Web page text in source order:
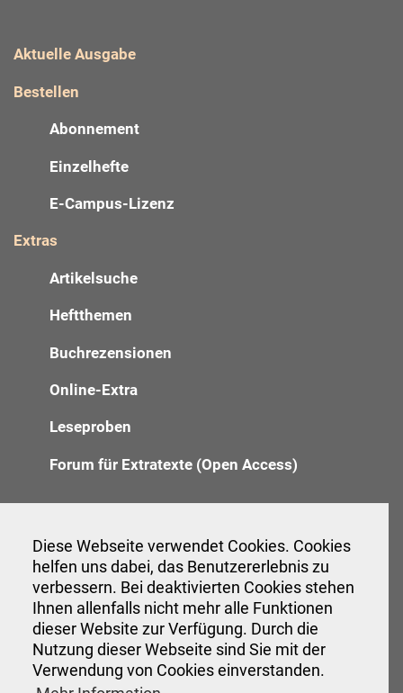
Diese Webseite verwendet Cookies. Cookies
helfen uns dabei, das Benutzererlebnis zu
verbessern. Bei deaktivierten Cookies stehen
Ihnen allenfalls nicht mehr alle Funktionen
dieser Website zur Verfügung. Durch die
Nutzung dieser Webseite sind Sie mit der
Verwendung von Cookies einverstanden.
Aktuelle Ausgabe
Bestellen
Abonnement
Einzelhefte
E-Campus-Lizenz
Extras
Artikelsuche
Heftthemen
Buchrezensionen
Online-Extra
Leseproben
Forum für Extratexte (Open Access)
Anzeigenannahme
Verwaltung
Veranstaltungen